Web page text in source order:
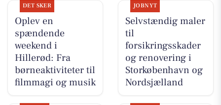
DET SKER
Oplev en
spændende
weekend i
Hillerød: Fra
børneaktiviteter til
filmmagi og musik
JOBNYT
Selvstændig maler
til
forsikringsskader
og renovering i
Storkøbenhavn og
Nordsjælland